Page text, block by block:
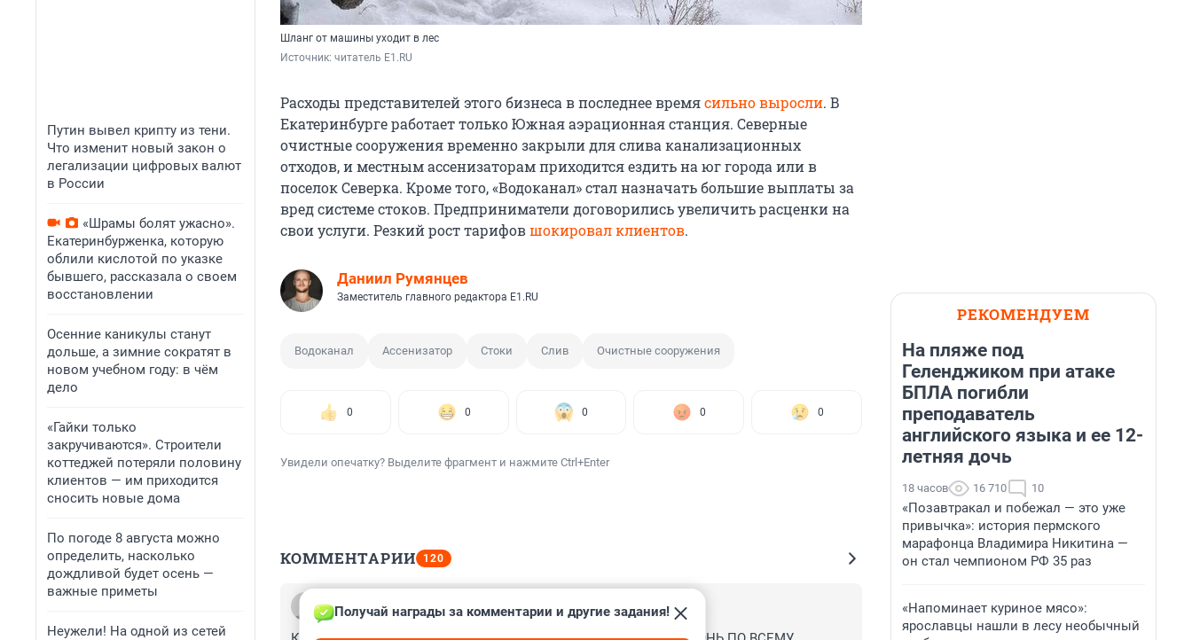
Путин вывел крипту из тени.
Что изменит новый закон о
легализации цифровых валют
в России
«Шрамы болят ужасно».
Екатеринбурженка, которую
облили кислотой по указке
бывшего, рассказала о своем
восстановлении
Осенние каникулы станут
дольше, а зимние сократят в
новом учебном году: в чём
дело
«Гайки только
закручиваются». Строители
коттеджей потеряли половину
клиентов — им приходится
сносить новые дома
По погоде 8 августа можно
определить, насколько
дождливой будет осень —
важные приметы
Неужели! На одной из сетей
Шланг от машины уходит в лес
Источник: читатель E1.RU
Расходы представителей этого бизнеса в последнее времясильно выросли. В
Екатеринбурге работает только Южная аэрационная станция. Северные
очистные сооружения временно закрыли для слива канализационных
отходов, и местным ассенизаторам приходится ездить на юг города или в
поселок Северка. Кроме того, «Водоканал» стал назначать большие выплаты за
вред системе стоков. Предприниматели договорились увеличить расценки на
свои услуги. Резкий рост тарифовшокировал клиентов.
Даниил Румянцев
Заместитель главного редактора E1.RU
Водоканал Ассенизатор Стоки Слив Очистные сооружения
0 0 0 0 0
Увидели опечатку? Выделите фрагмент и нажмите Ctrl+Enter
КОММЕНТАРИИ 120
14 февраля 2022, 07:48
Получай награды за комментарии и другие задания!
РЕКОМЕНДУЕМ
На пляже под
Геленджиком при атаке
БПЛА погибли
преподаватель
английского языка и ее 12-
летняя дочь
18 часов 16 710 10
«Позавтракал и побежал — это уже
привычка»: история пермского
марафонца Владимира Никитина —
он стал чемпионом РФ 35 раз
«Напоминает куриное мясо»:
ярославцы нашли в лесу необычный